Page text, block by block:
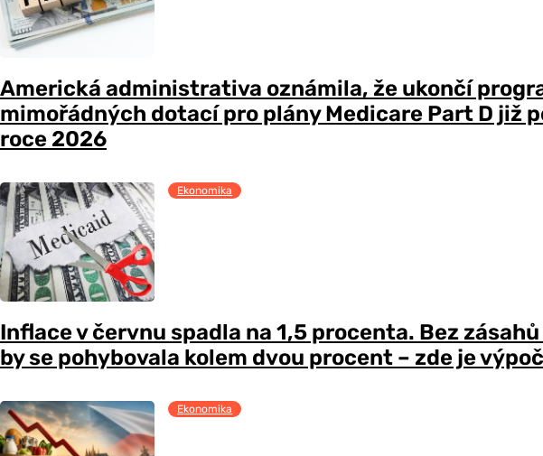
Americká administrativa oznámila, že ukončí
mimořádných dotací pro plány Medicare Part D již
roce 2026
Ekonomika
Inflace v červnu spadla na 1,5 procenta. Bez
by se pohybovala kolem dvou procent – zde je
Ekonomika